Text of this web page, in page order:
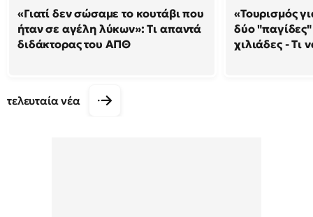
«Γιατί δεν σώσαμε το κουτάβι που
ήταν σε αγέλη λύκων»: Τι απαντά
διδάκτορας του ΑΠΘ
«Τουρισμός
δύο
χιλιάδες - Τι
τελευταία νέα